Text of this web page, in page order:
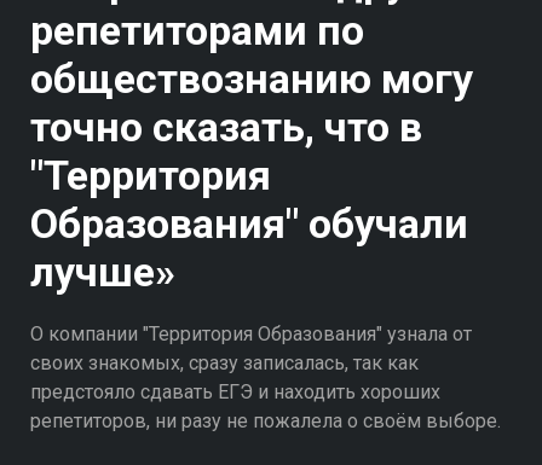
репетиторами по
обществознанию могу
точно сказать, что в
"Территория
Образования" обучали
лучше»
О компании "Территория Образования" узнала от
своих знакомых, сразу записалась, так как
предстояло сдавать ЕГЭ и находить хороших
репетиторов, ни разу не пожалела о своём выборе.